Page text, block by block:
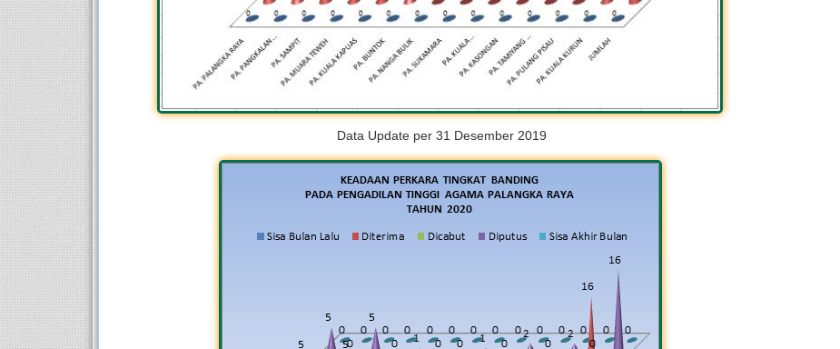
Data Update per 31 Desember 2019